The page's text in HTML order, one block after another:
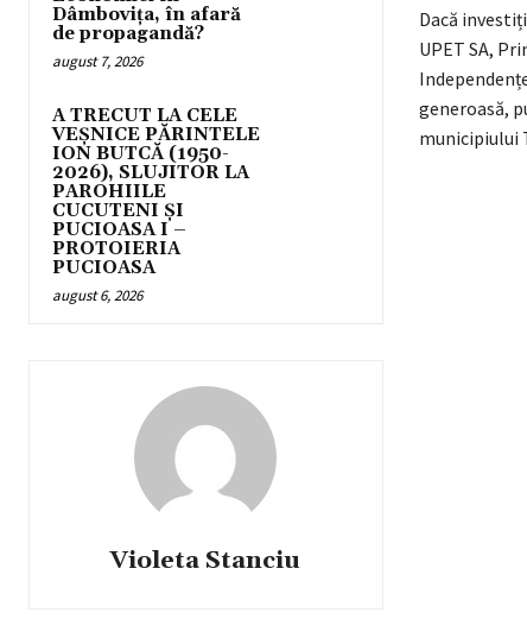
Dâmbovița, în afară
de propagandă?
august 7, 2026
A TRECUT LA CELE
VEȘNICE PĂRINTELE
ION BUTCĂ (1950-
2026), SLUJITOR LA
PAROHIILE
CUCUTENI ȘI
PUCIOASA I –
PROTOIERIA
PUCIOASA
august 6, 2026
Violeta Stanciu
Dacă
UPET SA,
generoasă,
municipiului